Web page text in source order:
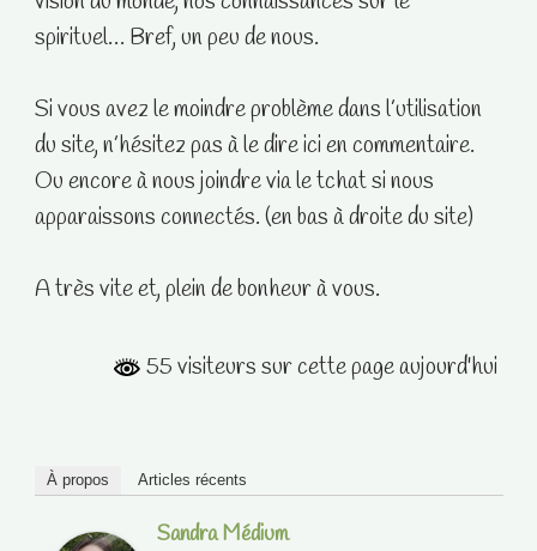
spirituel… Bref, un peu de nous.
Si vous avez le moindre problème dans l’utilisation
du site, n’hésitez pas à le dire ici en commentaire.
Ou encore à nous joindre via le tchat si nous
apparaissons connectés. (en bas à droite du site)
A très vite et, plein de bonheur à vous.
55 visiteurs sur cette page aujourd'hui
À propos Articles récents
Sandra Médium